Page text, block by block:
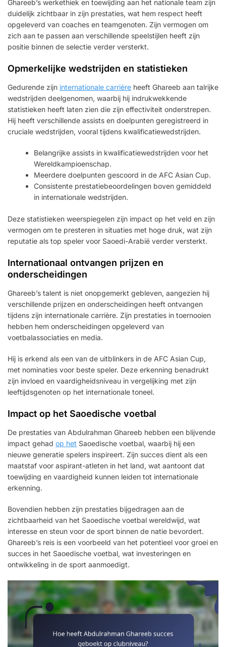
Ghareeb’s werkethiek en toewijding aan het nationale team zijn
duidelijk zichtbaar in zijn prestaties, wat hem respect heeft
opgeleverd van coaches en teamgenoten. Zijn vermogen om
zich aan te passen aan verschillende speelstijlen heeft zijn
positie binnen de selectie verder versterkt.
Opmerkelijke wedstrijden en statistieken
Gedurende zijn internationale carrière heeft Ghareeb aan talrijke
wedstrijden deelgenomen, waarbij hij indrukwekkende
statistieken heeft laten zien die zijn effectiviteit onderstrepen.
Hij heeft verschillende assists en doelpunten geregistreerd in
cruciale wedstrijden, vooral tijdens kwalificatiewedstrijden.
Belangrijke assists in kwalificatiewedstrijden voor het
Wereldkampioenschap.
Meerdere doelpunten gescoord in de AFC Asian Cup.
Consistente prestatiebeoordelingen boven gemiddeld
in internationale wedstrijden.
Deze statistieken weerspiegelen zijn impact op het veld en zijn
vermogen om te presteren in situaties met hoge druk, wat zijn
reputatie als top speler voor Saoedi-Arabië verder versterkt.
Internationaal ontvangen prijzen en
onderscheidingen
Ghareeb’s talent is niet onopgemerkt gebleven, aangezien hij
verschillende prijzen en onderscheidingen heeft ontvangen
tijdens zijn internationale carrière. Zijn prestaties in toernooien
hebben hem onderscheidingen opgeleverd van
voetbalassociaties en media.
Hij is erkend als een van de uitblinkers in de AFC Asian Cup,
met nominaties voor beste speler. Deze erkenning benadrukt
zijn invloed en vaardigheidsniveau in vergelijking met zijn
leeftijdsgenoten op het internationale toneel.
Impact op het Saoedische voetbal
De prestaties van Abdulrahman Ghareeb hebben een blijvende
impact gehad op het Saoedische voetbal, waarbij hij een
nieuwe generatie spelers inspireert. Zijn succes dient als een
maatstaf voor aspirant-atleten in het land, wat aantoont dat
toewijding en vaardigheid kunnen leiden tot internationale
erkenning.
Bovendien hebben zijn prestaties bijgedragen aan de
zichtbaarheid van het Saoedische voetbal wereldwijd, wat
interesse en steun voor de sport binnen de natie bevordert.
Ghareeb’s reis is een voorbeeld van het potentieel voor groei en
succes in het Saoedische voetbal, wat investeringen en
ontwikkeling in de sport aanmoedigt.